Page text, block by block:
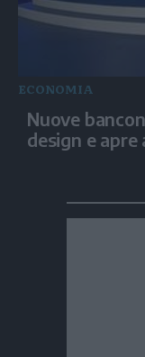
ECONOMIA
Nuove
design e